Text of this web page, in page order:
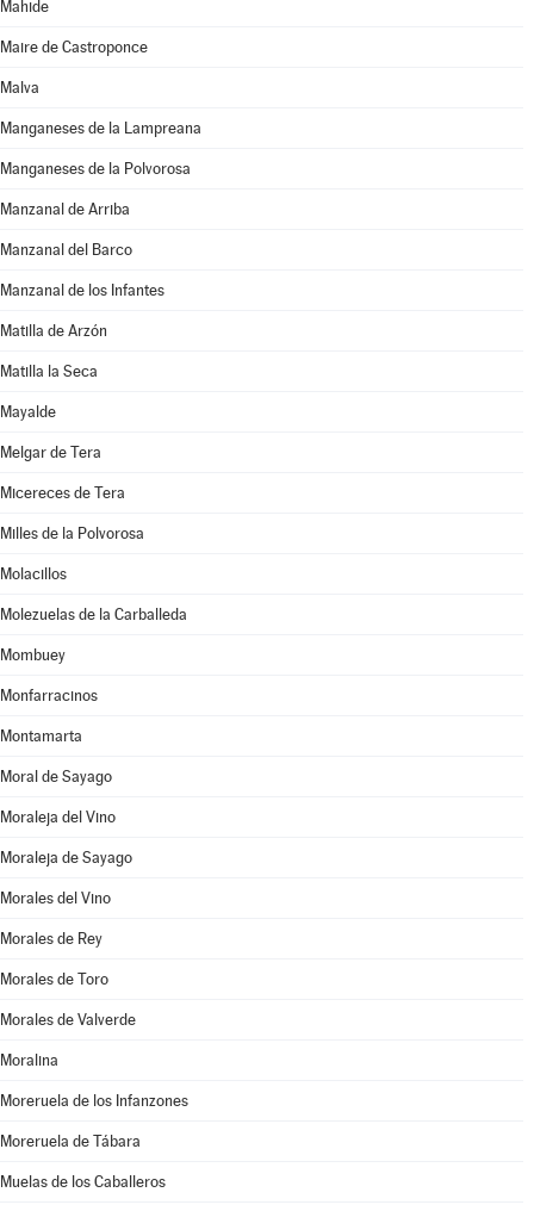
Mahide
Maire de Castroponce
Malva
Manganeses de la Lampreana
Manganeses de la Polvorosa
Manzanal de Arriba
Manzanal del Barco
Manzanal de los Infantes
Matilla de Arzón
Matilla la Seca
Mayalde
Melgar de Tera
Micereces de Tera
Milles de la Polvorosa
Molacillos
Molezuelas de la Carballeda
Mombuey
Monfarracinos
Montamarta
Moral de Sayago
Moraleja del Vino
Moraleja de Sayago
Morales del Vino
Morales de Rey
Morales de Toro
Morales de Valverde
Moralina
Moreruela de los Infanzones
Moreruela de Tábara
Muelas de los Caballeros